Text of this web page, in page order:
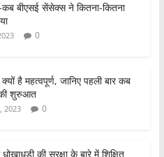
कब बीएसई सेंसेक्स ने कितना-कितना
0
क्यों है महत्वपूर्ण, जानिए पहली बार कब
शुरुआत
2023 0
की सुरक्षा के बारे में शिक्षित